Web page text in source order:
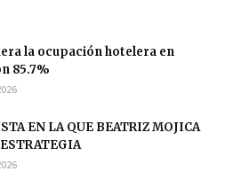
la ocupación hotelera en
85.7%
EN LA QUE BEATRIZ MOJICA